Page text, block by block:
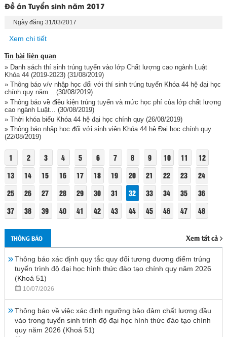
Đề án Tuyển sinh năm 2017
Ngày đăng 31/03/2017
Xem chi tiết
Tin bài liên quan
» Danh sách thí sinh trúng tuyển vào lớp Chất lượng cao ngành Luật
Khóa 44 (2019-2023)(31/08/2019)
» Thông báo v/v nhập học đối với thí sinh trúng tuyển Khóa 44 hệ đại học
chính quy năm... (30/08/2019)
» Thông báo về điều kiện trúng tuyển và mức học phí của lớp chất lượng
cao ngành Luật...
(30/08/2019)
» Thời khóa biểu Khóa 44 hệ đại học chính quy(26/08/2019)
» Thông báo nhập học đối với sinh viên Khóa 44 hệ Đại học chính quy
(22/08/2019)
1 2 3 4 5 6 7 8 9 10 11
12
13
14 15 16 17 18 19 20 21 22 23
24
25
26 27 28 29 30 31 32 33 34 35
36
37
38 39 40 41 42 43 44 45 46 47 48
THÔNG BÁO Xem tất cả
Thông báo xác định quy tắc quy đổi tương đương điểm trúng
tuyển trình độ đại học hình thức đào tạo chính quy năm 2026
(Khoá 51)
10/07/2026
Thông báo về việc xác định ngưỡng bảo đảm chất lượng đầu
vào trong tuyển sinh trình độ đại học hình thức đào tạo chính
quy năm 2026 (Khoá 51)